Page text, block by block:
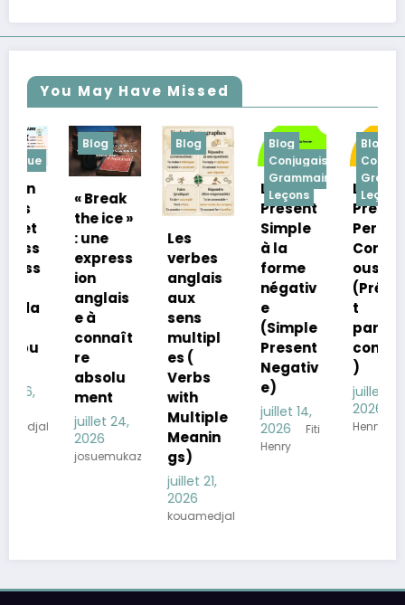
You May Have Missed
Blog
« Break
the ice »
: une
express
ion
anglais
e à
connaît
re
absolu
ment
juillet 24,
2026
josuemukaz
Blog
verbes
anglais
aux
multipl
Verbs
Multiple
Meanin
gs)
juillet 21,
kouamedjakiss765
Blog
Conjugaison
Grammaire
Leçons
Le
Présent
Simple
forme
négativ
(Simple
Present
Negativ
juillet 14,
Fiti
Henry
Conjugaison
Grammaire
Leçons
Le
Present
Perfect
Continu
(Présen
parfait
continu
)
juillet 14,
Fiti
Henry